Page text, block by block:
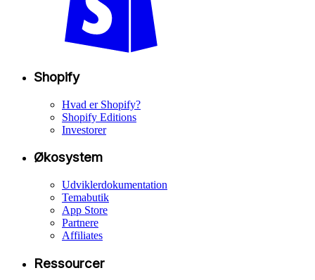
Shopify
Hvad er Shopify?
Shopify Editions
Investorer
Økosystem
Udviklerdokumentation
Temabutik
App Store
Partnere
Affiliates
Ressourcer